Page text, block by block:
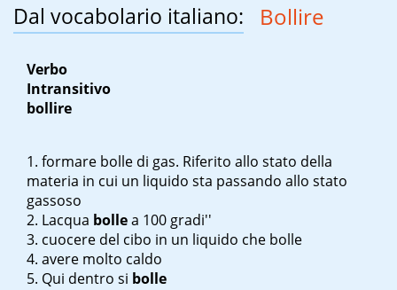
Dal vocabolario italiano: Bollire
Verbo
Intransitivo
bollire
formare bolle di gas. Riferito allo stato della
materia in cui un liquido sta passando allo stato
gassoso
Lacqua bollea 100 gradi''
cuocere del cibo in un liquido che bolle
avere molto caldo
Qui dentro si bolle